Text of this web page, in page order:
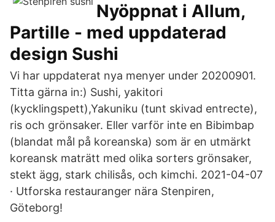
Nyöppnat i Allum,
Partille - med uppdaterad
design Sushi
Vi har uppdaterat nya menyer under 20200901.
Titta gärna in:) Sushi, yakitori
(kycklingspett),Yakuniku (tunt skivad entrecte),
ris och grönsaker. Eller varför inte en Bibimbap
(blandat mål på koreanska) som är en utmärkt
koreansk maträtt med olika sorters grönsaker,
stekt ägg, stark chilisås, och kimchi. 2021-04-07
· Utforska restauranger nära Stenpiren,
Göteborg!